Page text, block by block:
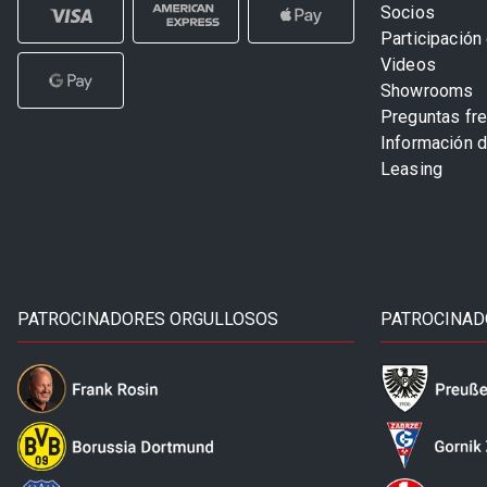
Socios
Videos
Showrooms
Preguntas
Información
Leasing
PATROCINADORES ORGULLOSOS